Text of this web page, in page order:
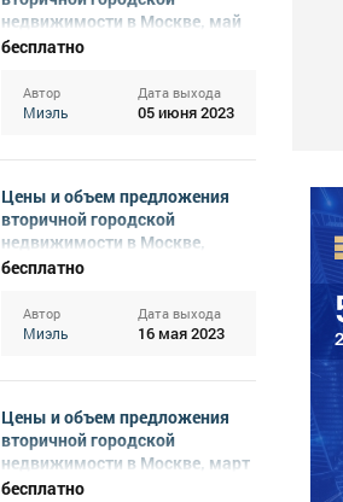
недвижимости в Москве, май
2023
бесплатно
Автор
Миэль
Дата выхода
05 июня 2023
Цены и объем предложения
вторичной городской
недвижимости в Москве,
апрель 2023
бесплатно
Автор
Миэль
Дата выхода
16 мая 2023
Цены и объем предложения
вторичной городской
недвижимости в Москве, март
2023
бесплатно